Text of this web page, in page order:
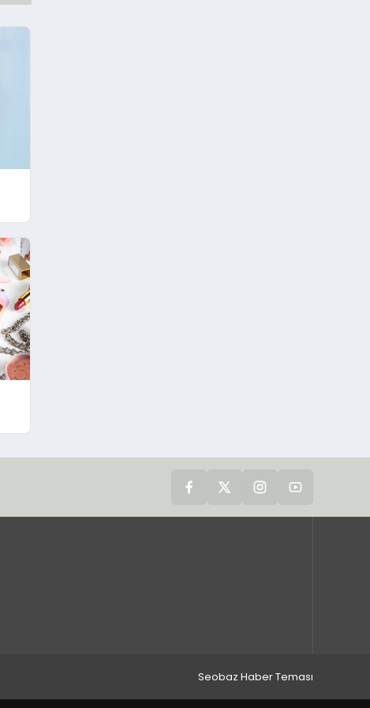
Seobaz Haber Teması